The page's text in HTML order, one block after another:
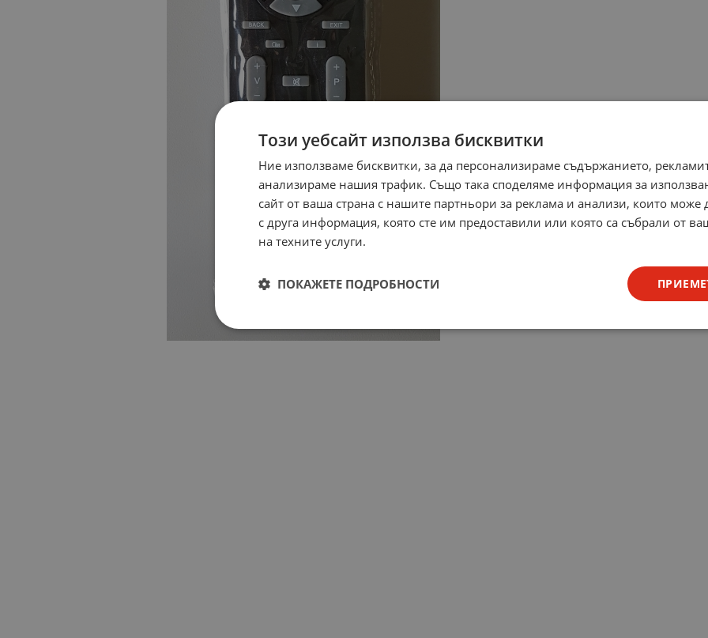
Този уебсайт използва бисквитки
Ние използваме бисквитки, за да персонализираме съдържанието,
анализираме нашия трафик. Също така споделяме информация за
сайт от ваша страна с нашите партньори за реклама и анализи, които може
с друга информация, която сте им предоставили или която са събрали от
на техните услуги.
ПОКАЖЕТЕ ПОДРОБНОСТИ